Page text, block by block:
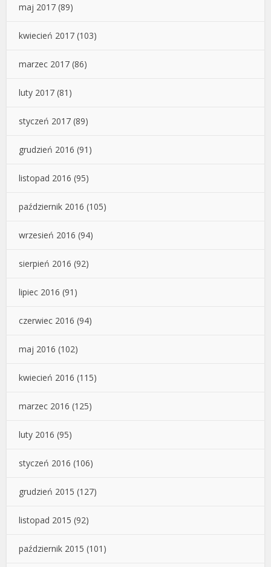
maj 2017 (89)
kwiecień 2017 (103)
marzec 2017 (86)
luty 2017 (81)
styczeń 2017 (89)
grudzień 2016 (91)
listopad 2016 (95)
październik 2016 (105)
wrzesień 2016 (94)
sierpień 2016 (92)
lipiec 2016 (91)
czerwiec 2016 (94)
maj 2016 (102)
kwiecień 2016 (115)
marzec 2016 (125)
luty 2016 (95)
styczeń 2016 (106)
grudzień 2015 (127)
listopad 2015 (92)
październik 2015 (101)